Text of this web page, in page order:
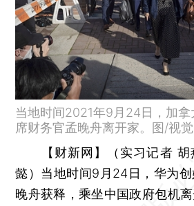
当地时间2021年9月24日，加
席财务官孟晚舟离开家。图/视
【财新网】（实习记者
懿） 当地时间9月24日，华为
晚舟获释，乘坐中国政府包机